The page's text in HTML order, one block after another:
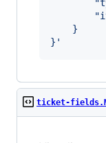
	}
} '
ticket-